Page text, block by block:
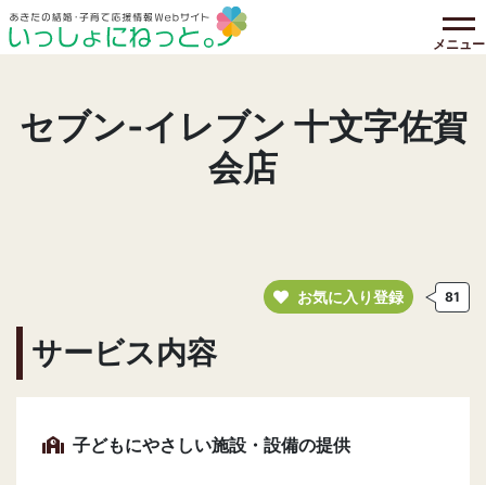
メニュー
セブン‐イレブン 十文字佐賀
会店
お気に入り登録 81
サービス内容
子どもにやさしい施設・設備の提供